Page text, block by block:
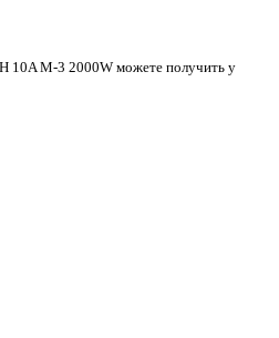
10A M-3 2000W можете получить у